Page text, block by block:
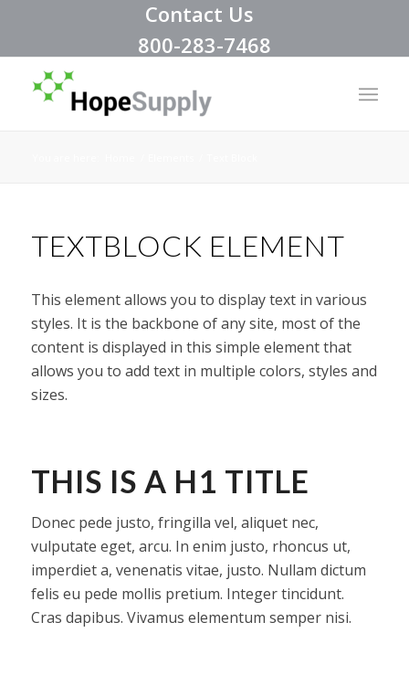
Contact Us
800-283-7468
TEXTBLOCK ELEMENT
This element allows you to display text in various
styles. It is the backbone of any site, most of the
content is displayed in this simple element that
allows you to add text in multiple colors, styles and
sizes.
THIS IS A H1 TITLE
Donec pede justo, fringilla vel, aliquet nec,
vulputate eget, arcu. In enim justo, rhoncus ut,
imperdiet a, venenatis vitae, justo. Nullam dictum
felis eu pede mollis pretium. Integer tincidunt.
Cras dapibus. Vivamus elementum semper nisi.